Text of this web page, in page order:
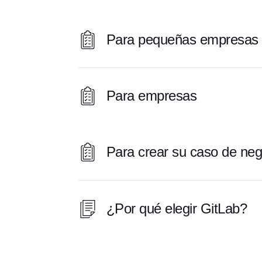
Para pequeñas empresas
Para empresas
Para crear su caso de
¿Por qué elegir GitLab?